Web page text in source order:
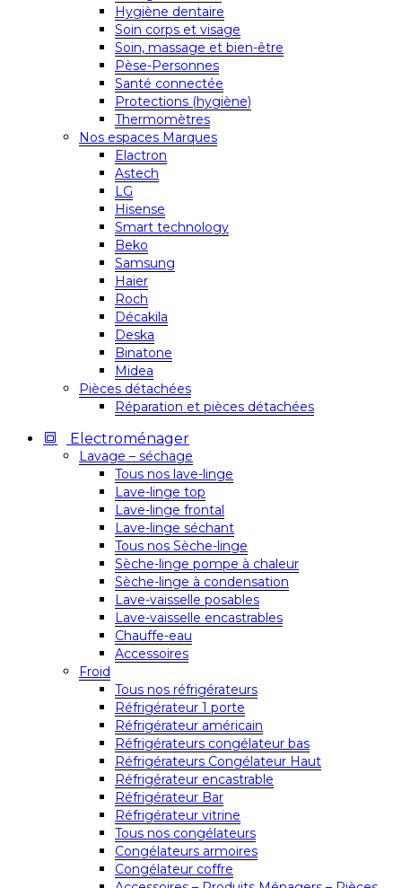
Hygiène dentaire
Soin corps et visage
Soin, massage et bien-être
Pèse-Personnes
Santé connectée
Protections (hygiène)
Thermomètres
Nos espaces Marques
Elactron
Astech
LG
Hisense
Smart technology
Beko
Samsung
Haier
Roch
Décakila
Deska
Binatone
Midea
Pièces détachées
Réparation et pièces détachées
Electroménager
Lavage – séchage
Tous nos lave-linge
Lave-linge top
Lave-linge frontal
Lave-linge séchant
Tous nos Sèche-linge
Sèche-linge pompe à chaleur
Sèche-linge à condensation
Lave-vaisselle posables
Lave-vaisselle encastrables
Chauffe-eau
Accessoires
Froid
Tous nos réfrigérateurs
Réfrigérateur 1 porte
Réfrigérateur américain
Réfrigérateurs congélateur bas
Réfrigérateurs Congélateur Haut
Réfrigérateur encastrable
Réfrigérateur Bar
Réfrigérateur vitrine
Tous nos congélateurs
Congélateurs armoires
Congélateur coffre